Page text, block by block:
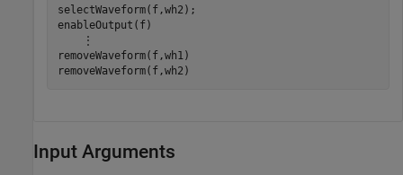
selectWaveform(f,wh2);
enableOutput(f)
    ⋮
removeWaveform(f,wh1)
removeWaveform(f,wh2)
Input Arguments